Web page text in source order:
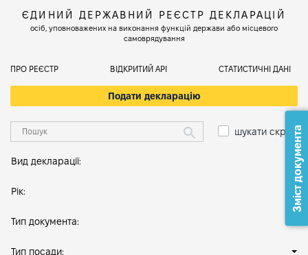
ЄДИНИЙ ДЕРЖАВНИЙ РЕЄСТР ДЕКЛАРАЦІЙ
осіб, уповноважених на виконання функцій держави або місцевого
самоврядування
ПРО РЕЄСТР ВІДКРИТИЙ АРІ СТАТИСТИЧНІ ДАНІ
Подати декларацію
шукати скрізь
Вид декларації:
Рік:
Тип документа:
Тип посади:
Зміст документа